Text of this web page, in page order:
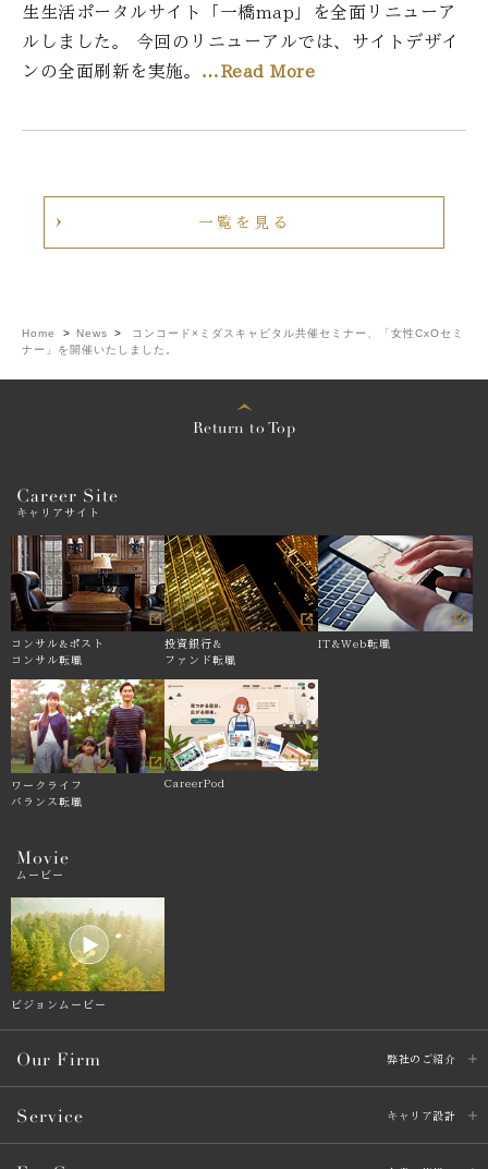
生生活ポータルサイト「一橋map」を全面リニューア
ルしました。 今回のリニューアルでは、サイトデザイ
ンの全面刷新を実施。 …Read More
一覧を見る
Home > News >
コンコード×ミダスキャピタル共催セミナー、「女性CxOセミ
ナー」を開催いたしました。
Return to Top
Career Site
キャリアサイト
コンサル& ポスト
コンサル転職
投資銀行&
ファンド転職
IT&Web転職
ワークライフ
バランス転職
CareerPod
Movie
ムービー
ビジョンムービー
Our Firm 弊社のご紹介
Service キャリア設計